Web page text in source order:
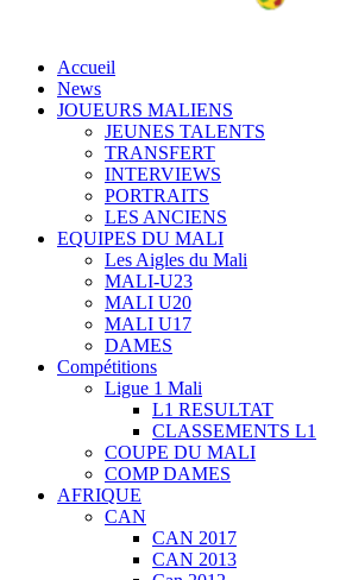
Accueil
News
JOUEURS MALIENS
JEUNES TALENTS
TRANSFERT
INTERVIEWS
PORTRAITS
LES ANCIENS
EQUIPES DU MALI
Les Aigles du Mali
MALI-U23
MALI U20
MALI U17
DAMES
Compétitions
Ligue 1 Mali
L1 RESULTAT
CLASSEMENTS L1
COUPE DU MALI
COMP DAMES
AFRIQUE
CAN
CAN 2017
CAN 2013